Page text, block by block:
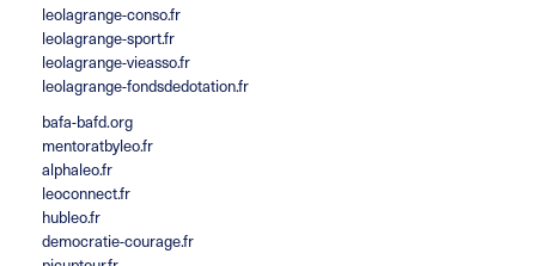
leolagrange-conso.fr
leolagrange-sport.fr
leolagrange-vieasso.fr
leolagrange-fondsdedotation.fr
bafa-bafd.org
mentoratbyleo.fr
alphaleo.fr
leoconnect.fr
hubleo.fr
democratie-courage.fr